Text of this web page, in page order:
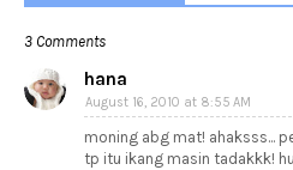
3 Comments
hana
August 16, 2010 at 8:55 AM
moning abg mat! ahaksss...
tp itu ikang masin tadakkk!